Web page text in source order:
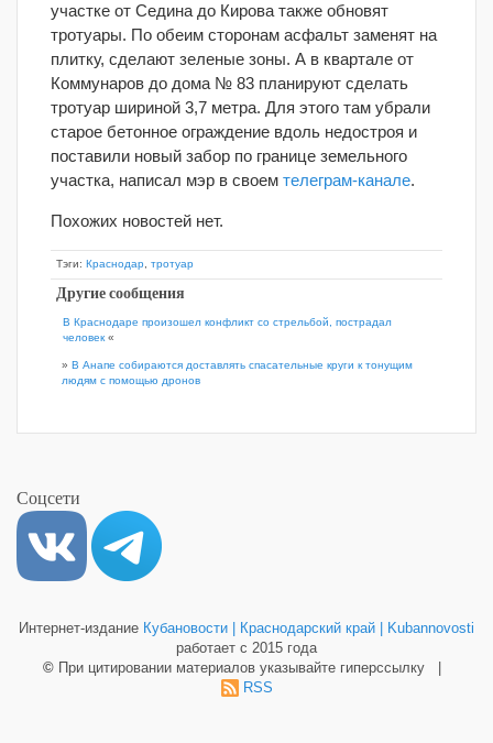
участке от Седина до Кирова также обновят
тротуары. По обеим сторонам асфальт заменят на
плитку, сделают зеленые зоны. А в квартале от
Коммунаров до дома № 83 планируют сделать
тротуар шириной 3,7 метра. Для этого там убрали
старое бетонное ограждение вдоль недостроя и
поставили новый забор по границе земельного
участка, написал мэр в своем телеграм-канале.
Похожих новостей нет.
Тэги: Краснодар тротуар
Другие сообщения
В Краснодаре произошел конфликт со стрельбой, пострадал
человек «
» В Анапе собираются доставлять спасательные круги к тонущим
людям с помощью дронов
Соцсети
Интернет-издание Кубановости | Краснодарский край | Kubannovosti
работает с 2015 года
© При цитировании материалов указывайте гиперссылку |
RSS